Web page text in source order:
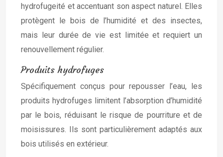
hydrofugeité et accentuant son aspect naturel. Elles
protègent le bois de l’humidité et des insectes,
mais leur durée de vie est limitée et requiert un
renouvellement régulier.
Produits hydrofuges
Spécifiquement conçus pour repousser l’eau, les
produits hydrofuges limitent l’absorption d’humidité
par le bois, réduisant le risque de pourriture et de
moisissures. Ils sont particulièrement adaptés aux
bois utilisés en extérieur.